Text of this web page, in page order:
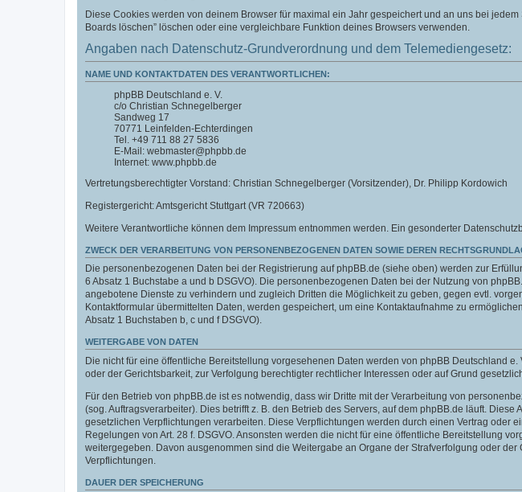
Diese Cookies werden von deinem Browser für maximal ein Jahr gespeichert und an uns bei
Boards löschen” löschen oder eine vergleichbare Funktion deines Browsers verwenden.
Angaben nach Datenschutz-Grundverordnung und dem Telemediengesetz:
NAME UND KONTAKTDATEN DES VERANTWORTLICHEN:
phpBB Deutschland e. V.
c/o Christian Schnegelberger
Sandweg 17
70771 Leinfelden-Echterdingen
Tel. +49 711 88 27 5836
E-Mail: webmaster@phpbb.de
Internet: www.phpbb.de
Vertretungsberechtigter Vorstand: Christian Schnegelberger (Vorsitzender), Dr. Philipp Kordowich
Registergericht: Amtsgericht Stuttgart (VR 720663)
Weitere Verantwortliche können dem Impressum entnommen werden. Ein gesonderter
ZWECK DER VERARBEITUNG VON PERSONENBEZOGENEN DATEN SOWIE DEREN
Die personenbezogenen Daten bei der Registrierung auf phpBB.de (siehe oben) werden zur
6 Absatz 1 Buchstabe a und b DSGVO). Die personenbezogenen Daten bei der Nutzung von
angebotene Dienste zu verhindern und zugleich Dritten die Möglichkeit zu geben, gegen evtl.
Kontaktformular übermittelten Daten, werden gespeichert, um eine Kontaktaufnahme zu
Absatz 1 Buchstaben b, c und f DSGVO).
WEITERGABE VON DATEN
Die nicht für eine öffentliche Bereitstellung vorgesehenen Daten werden von phpBB Deutschland
oder der Gerichtsbarkeit, zur Verfolgung berechtigter rechtlicher Interessen oder auf Grund
Für den Betrieb von phpBB.de ist es notwendig, dass wir Dritte mit der Verarbeitung von
(sog. Auftragsverarbeiter). Dies betrifft z. B. den Betrieb des Servers, auf dem phpBB.de läuft.
gesetzlichen Verpflichtungen verarbeiten. Diese Verpflichtungen werden durch einen Vertrag
Regelungen von Art. 28 f. DSGVO. Ansonsten werden die nicht für eine öffentliche Bereitstellung
weitergegeben. Davon ausgenommen sind die Weitergabe an Organe der Strafverfolgung oder
Verpflichtungen.
DAUER DER SPEICHERUNG